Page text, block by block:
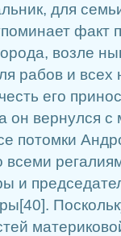
для
факт
возле
рабов и всех
его
он вернулся
потомки
и